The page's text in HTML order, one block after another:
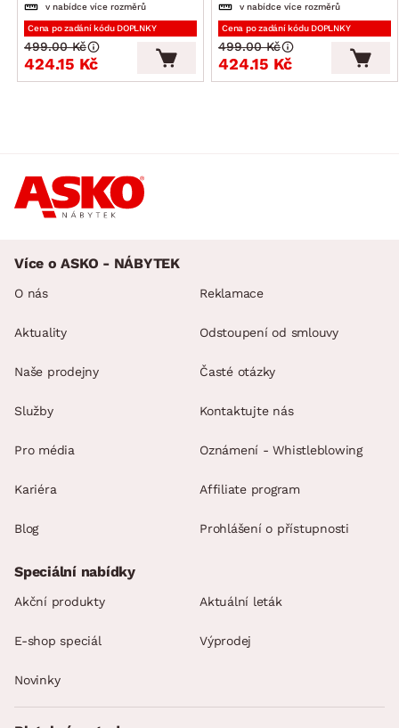
v nabídce více rozměrů
Cena po zadání kódu DOPLNKY
424.15 Kč
499.00 Kč
v nabídce více rozměrů
Cena po zadání kódu DOPLNKY
424.15 Kč
499.00 Kč
Více o ASKO - NÁBYTEK
O nás
Aktuality
Naše prodejny
Služby
Pro média
Kariéra
Blog
Reklamace
Odstoupení od smlouvy
Časté otázky
Kontaktujte nás
Oznámení - Whistleblowing
Affiliate program
Prohlášení o přístupnosti
Speciální nabídky
Akční produkty Aktuální leták
E-shop speciál Výprodej
Novinky